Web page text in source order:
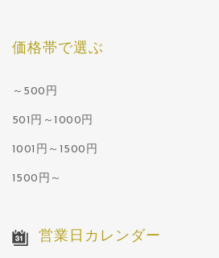
価格帯で選ぶ
～500円
501円～1000円
1001円～1500円
1500円～
営業日カレンダー